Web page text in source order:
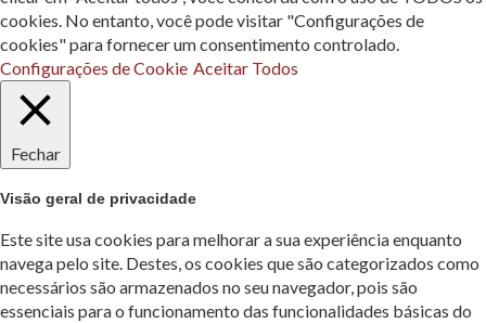
cookies. No entanto, você pode visitar "Configurações de
cookies" para fornecer um consentimento controlado.
Configurações de Cookie Aceitar Todos
Fechar
Visão geral de privacidade
Este site usa cookies para melhorar a sua experiência enquanto
navega pelo site. Destes, os cookies que são categorizados como
necessários são armazenados no seu navegador, pois são
essenciais para o funcionamento das funcionalidades básicas do